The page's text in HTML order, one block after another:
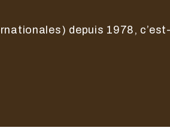
depuis 1978,